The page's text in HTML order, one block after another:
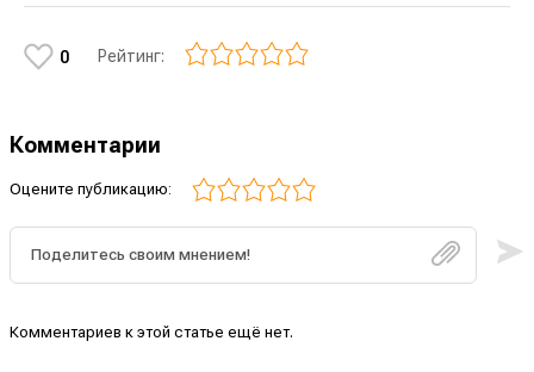
0 Рейтинг:
Комментарии
Оцените публикацию:
Комментариев к этой статье ещё нет.